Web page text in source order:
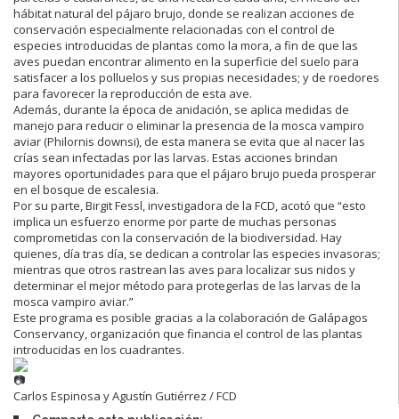
hábitat natural del pájaro brujo, donde se realizan acciones de
conservación especialmente relacionadas con el control de
especies introducidas de plantas como la mora, a fin de que las
aves puedan encontrar alimento en la superficie del suelo para
satisfacer a los polluelos y sus propias necesidades; y de roedores
para favorecer la reproducción de esta ave.
Además, durante la época de anidación, se aplica medidas de
manejo para reducir o eliminar la presencia de la mosca vampiro
aviar (Philornis downsi), de esta manera se evita que al nacer las
crías sean infectadas por las larvas. Estas acciones brindan
mayores oportunidades para que el pájaro brujo pueda prosperar
en el bosque de escalesia.
Por su parte, Birgit Fessl, investigadora de la FCD, acotó que “esto
implica un esfuerzo enorme por parte de muchas personas
comprometidas con la conservación de la biodiversidad. Hay
quienes, día tras día, se dedican a controlar las especies invasoras;
mientras que otros rastrean las aves para localizar sus nidos y
determinar el mejor método para protegerlas de las larvas de la
mosca vampiro aviar.”
Este programa es posible gracias a la colaboración de Galápagos
Conservancy, organización que financia el control de las plantas
introducidas en los cuadrantes.
Carlos Espinosa y Agustín Gutiérrez / FCD